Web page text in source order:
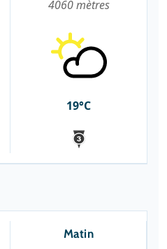
4060 mètres
19°C
Matin